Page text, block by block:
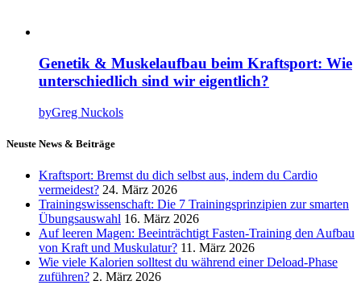
Genetik & Muskelaufbau beim Kraftsport: Wie
unterschiedlich sind wir eigentlich?
byGreg Nuckols
Neuste News & Beiträge
Kraftsport: Bremst du dich selbst aus, indem du Cardio
vermeidest? 24. März 2026
Trainingswissenschaft: Die 7 Trainingsprinzipien zur smarten
Übungsauswahl 16. März 2026
Auf leeren Magen: Beeinträchtigt Fasten-Training den Aufbau
von Kraft und Muskulatur? 11. März 2026
Wie viele Kalorien solltest du während einer Deload-Phase
zuführen? 2. März 2026